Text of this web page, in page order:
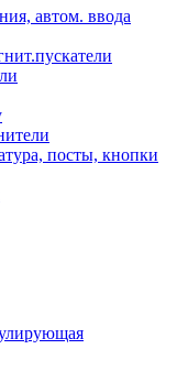
автом. ввода
посты, кнопки